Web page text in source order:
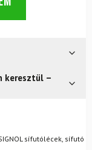
keresztül –
a terméket
nélkül.
sífutólécek, sífutó